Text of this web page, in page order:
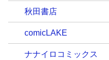
秋田書店
comicLAKE
ナナイロコミックス